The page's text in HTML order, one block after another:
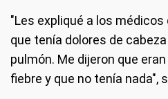
"Les expliqué a los
que tenía dolores de
pulmón. Me dijeron que
fiebre y que no tenía nada",